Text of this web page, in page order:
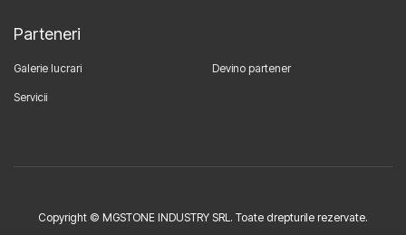
Parteneri
Galerie lucrari Devino partener
Servicii
Copyright © MGSTONE INDUSTRY SRL. Toate drepturile rezervate.